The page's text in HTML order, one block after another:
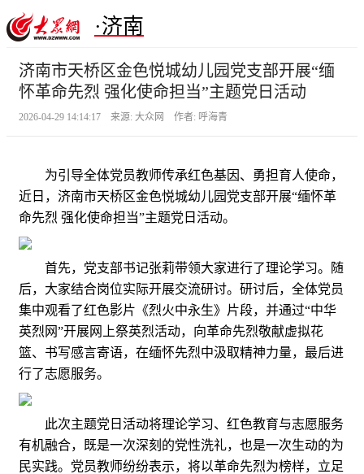
·济南
济南市天桥区金色悦城幼儿园党支部开展“缅
怀革命先烈 强化使命担当”主题党日活动
2026-04-29 14:14:17 来源: 大众网 作者: 呼海青
为引导全体党员教师传承红色基因、勇担育人使命，
近日，济南市天桥区金色悦城幼儿园党支部开展“缅怀革
命先烈 强化使命担当”主题党日活动。
首先，党支部书记张莉带领大家进行了理论学习。随
后，大家结合岗位实际开展交流研讨。研讨后，全体党员
集中观看了红色影片《烈火中永生》片段，并通过“中华
英烈网”开展网上祭英烈活动，向革命先烈敬献虚拟花
篮、书写感言寄语，在缅怀先烈中汲取精神力量，最后进
行了志愿服务。
此次主题党日活动将理论学习、红色教育与志愿服务
有机融合，既是一次深刻的党性洗礼，也是一次生动的为
民实践。党员教师纷纷表示，将以革命先烈为榜样，立足